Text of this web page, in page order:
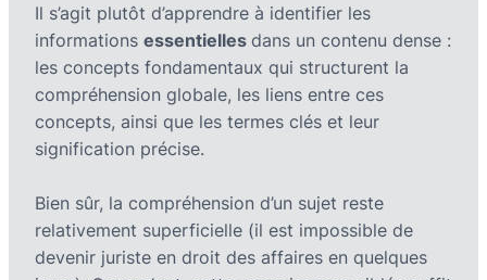
Il s’agit plutôt d’apprendre à identifier les
informations essentielles dans un contenu dense :
les concepts fondamentaux qui structurent la
compréhension globale, les liens entre ces
concepts, ainsi que les termes clés et leur
signification précise.
Bien sûr, la compréhension d’un sujet reste
relativement superficielle (il est impossible de
devenir juriste en droit des affaires en quelques